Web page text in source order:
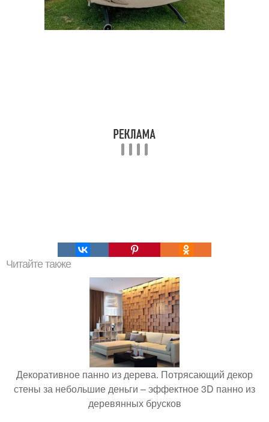
Читайте также
Декоративное панно из дерева. Потрясающий декор
стены за небольшие деньги – эффектное 3D панно из
деревянных брусков